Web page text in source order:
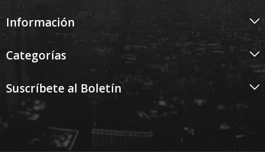
Información
Categorías
Suscríbete al Boletín